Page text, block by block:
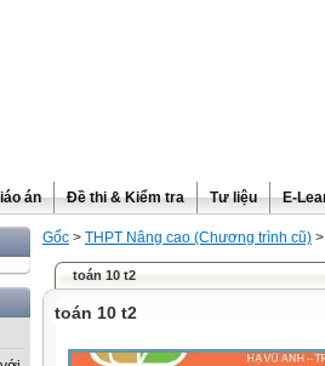
án Đề thi & Kiểm tra Tư liệu E-
Gốc > THPT Nâng cao (Chương trình cũ)
toán 10 t2
toán 10 t2